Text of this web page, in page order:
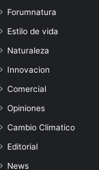
Forumnatura
Estilo de vida
Naturaleza
Innovacion
Comercial
Opiniones
Cambio Climatico
Editorial
News